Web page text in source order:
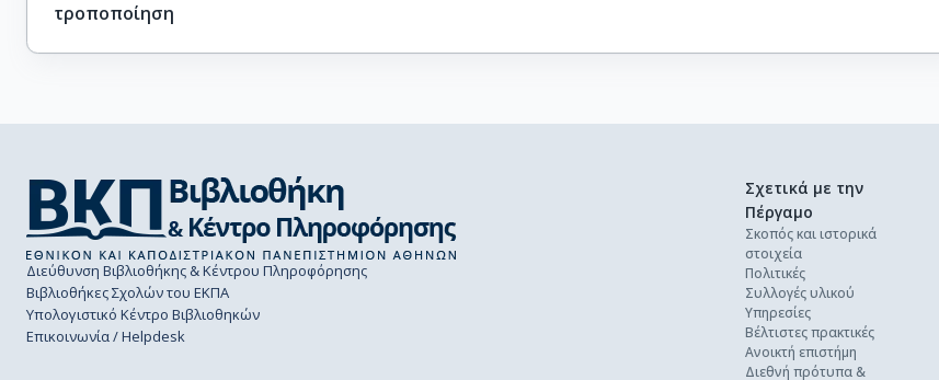
τροποποίηση
Διεύθυνση Βιβλιοθήκης & Κέντρου Πληροφόρησης
Βιβλιοθήκες Σχολών του ΕΚΠΑ
Υπολογιστικό Κέντρο Βιβλιοθηκών
Επικοινωνία / Helpdesk
Σχετικά με την
Πέργαμο
Σκοπός και ιστορικά
στοιχεία
Πολιτικές
Συλλογές υλικού
Υπηρεσίες
Βέλτιστες πρακτικές
Ανοικτή επιστήμη
Διεθνή πρότυπα &